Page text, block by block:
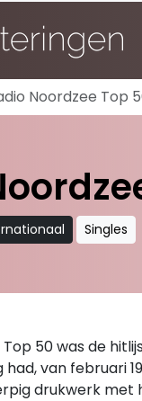
Noordzee Top
Singles
Top 50 was de
van februari
drukwerk met